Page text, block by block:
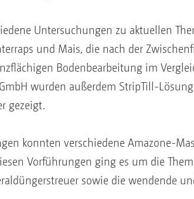
Untersuchungen zu aktuellen
und Mais, die nach der
Bodenbearbeitung im
wurden außerdem StripTill-
gezeigt.
konnten verschiedene Amazone-
Vorführungen ging es um die
sowie die wendende